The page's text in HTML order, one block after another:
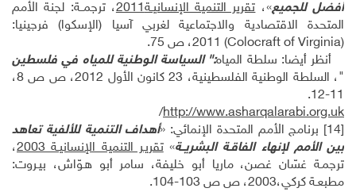
أفضل للجميع»،تقرير التنمية الإنسانيـة2011
، ترجمــة: لجنة الأمم
المتحدة الاقتصادية والاجتماعية لغربي آسيا (الإسكوا) فرجينيا:
(
Colocraft of Virginia) 2011، ص 75.
أنظر أيضا: سلطة المياه:" السياسة الوطنية للمياه في فلسطين
"، السلطة الوطنية الفلسطينية، 23 كانون الأول 2012، ص ص 8،
11-12.
http://www.asharqalarabi.org.uk
/
[14] برنامج الأمم المتحدة الإنمائي: «أهداف التنمية للألفية تعاهد
بين الأمم لإنهاء الفاقـة البشريــة»تقريـر التنمية الإنسانيـة 2003
،
ترجمـة غسّان غصن، ماريا أبو خليفة، سامر أبو هـوّاش، بيـروت:
مطبعـة كركي،2003، ص ص 103-104.